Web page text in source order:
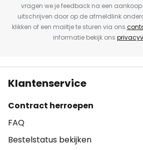
vragen we je feedback na een
uitschrijven door op de afmeldlink
klikken of een mailtje te sturen via ons
informatie bekijk ons
Klantenservice
Contract herroepen
FAQ
Bestelstatus bekijken